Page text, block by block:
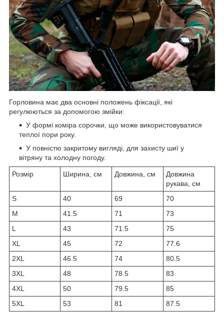
Горловина має два основні положень фіксації, які
регулюються за допомогою змійки:
У формі коміра сорочки, що може використовуватися
теплої пори року.
У повністю закритому вигляді, для захисту шиї у
вітряну та холодну погоду.
Розмір Ширина, см Довжина, см
Довжина
рукава, см
S
40 69
70
M
41.5 71
73
L
43 71.5
75
XL
45 72
77.6
2XL
46.5 74
80.5
3XL
48 78.5
83
4XL
50 79.5
85
5XL
53 81 87.5